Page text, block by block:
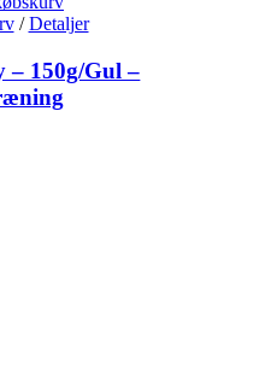
/ Detaljer
– 150g/Gul –